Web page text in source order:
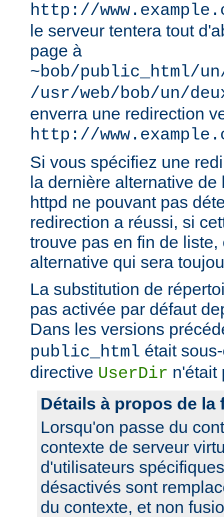
http://
le serveur tentera tout
page à
~bob/public_html/
/usr/web/bob/un/
enverra une redirection
http://
Si vous spécifiez une
la dernière alternative de
httpd ne pouvant pas
redirection a réussi, si
trouve pas en fin de liste,
alternative qui sera
La substitution de
pas activée par défaut
Dans les versions
public_html était
directive UserDir n'était
Détails à propos de la
Lorsqu'on passe du
contexte de serveur
d'utilisateurs
désactivés sont
du contexte, et non